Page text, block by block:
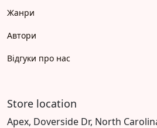
Жанри
Автори
Відгуки про нас
Store location
Apex, Doverside Dr, North